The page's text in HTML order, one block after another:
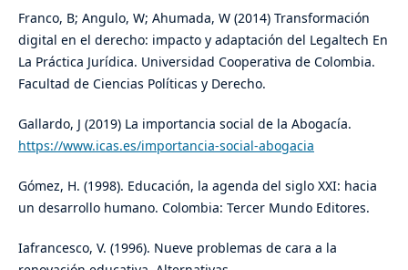
Franco, B; Angulo, W; Ahumada, W (2014) Transformación
digital en el derecho: impacto y adaptación del Legaltech En
La Práctica Jurídica. Universidad Cooperativa de Colombia.
Facultad de Ciencias Políticas y Derecho.
Gallardo, J (2019) La importancia social de la Abogacía.
https://www.icas.es/importancia-social-abogacia
Gómez, H. (1998). Educación, la agenda del siglo XXI: hacia
un desarrollo humano. Colombia: Tercer Mundo Editores.
Iafrancesco, V. (1996). Nueve problemas de cara a la